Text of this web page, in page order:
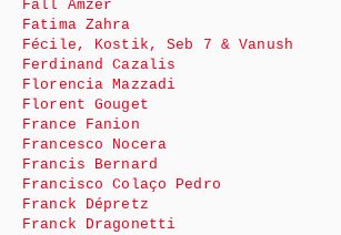
Fall Amzer
Fatima Zahra
Fécile, Kostik, Seb 7 & Vanush
Ferdinand Cazalis
Florencia Mazzadi
Florent Gouget
France Fanion
Francesco Nocera
Francis Bernard
Francisco Colaço Pedro
Franck Dépretz
Franck Dragonetti